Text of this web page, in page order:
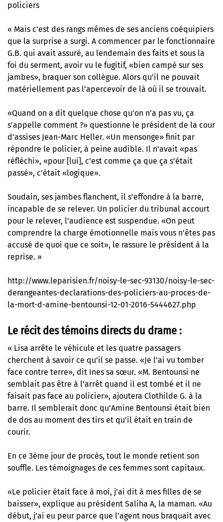
policiers
« Mais c’est des rangs mêmes de ses anciens coéquipiers
que la surprise a surgi. A commencer par le fonctionnaire
G.B. qui avait assuré, au lendemain des faits et sous la
foi du serment, avoir vu le fugitif, «bien campé sur ses
jambes», braquer son collègue. Alors qu’il ne pouvait
matériellement pas l’apercevoir de là où il se trouvait.
«Quand on a dit quelque chose qu’on n’a pas vu, ça
s’appelle comment ?» questionne le président de la cour
d’assises Jean-Marc Heller. «Un mensonge» finit par
répondre le policier, à peine audible. Il n’avait «pas
réfléchi», «pour [lui], c’est comme ça que ça s’était
passé», c’était «logique».
Soudain, ses jambes flanchent, il s’effondre à la barre,
incapable de se relever. Un policier du tribunal accourt
pour le relever, l’audience est suspendue. «On peut
comprendre la charge émotionnelle mais vous n’êtes pas
accusé de quoi que ce soit», le rassure le président à la
reprise. »
http://www.leparisien.fr/noisy-le-sec-93130/noisy-le-sec-
derangeantes-declarations-des-policiers-au-proces-de-
la-mort-d-amine-bentounsi-12-01-2016-5444627.php
Le récit des témoins directs du drame :
« Lisa arrête le véhicule et les quatre passagers
cherchent à savoir ce qu’il se passe. «Je l’ai vu tomber
face contre terre», dit Ines sa sœur. «M. Bentounsi ne
semblait pas être à l’arrêt quand il est tombé et il ne
faisait pas face au policier», ajoutera Clothilde G. à la
barre. Il semblerait donc qu’Amine Bentounsi était bien
de dos au moment des tirs et qu’il était en train de
courir.
En ce 3ème jour de procès, tout le monde retient son
souffle. Les témoignages de ces femmes sont capitaux.
«Le policier était face à moi, j’ai dit à mes filles de se
baisser», explique au président Saliha A, la maman. «Au
début, j’ai eu peur parce que l’agent nous braquait avec